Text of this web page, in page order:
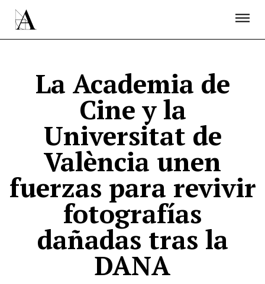
La Academia de
Cine y la
Universitat de
València unen
fuerzas para revivir
fotografías
dañadas tras la
DANA
ÚNETE A LA ACADEMIA DE CINE
PRENSA
NEWSLETTER